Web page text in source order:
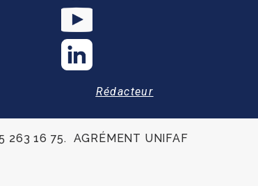
Rédacteur
263 16 75. AGRÉMENT UNIFAF